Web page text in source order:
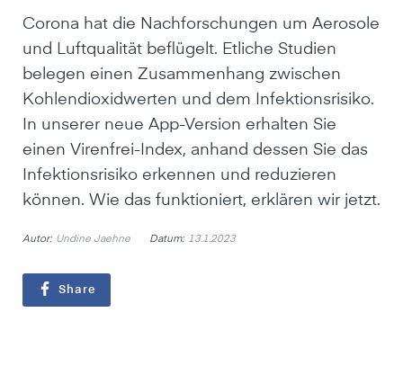
Corona hat die Nachforschungen um Aerosole
und Luftqualität beflügelt. Etliche Studien
belegen einen Zusammenhang zwischen
Kohlendioxidwerten und dem Infektionsrisiko.
In unserer neue App-Version erhalten Sie
einen Virenfrei-Index, anhand dessen Sie das
Infektionsrisiko erkennen und reduzieren
können. Wie das funktioniert, erklären wir jetzt.
Autor: Undine Jaehne Datum: 13.1.2023
Share